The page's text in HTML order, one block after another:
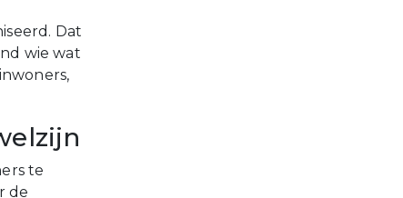
Dat
wie wat
te
de